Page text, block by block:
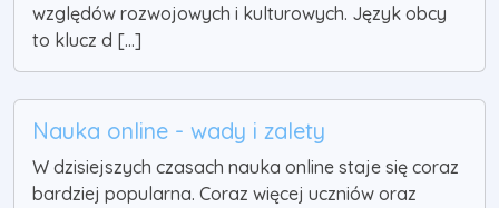
względów rozwojowych i kulturowych. Język obcy
to klucz d [...]
Nauka online - wady i zalety
W dzisiejszych czasach nauka online staje się coraz
bardziej popularna. Coraz więcej uczniów oraz